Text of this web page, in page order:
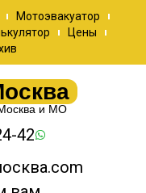
Мотоэвакуатор
Цены
и МО
42